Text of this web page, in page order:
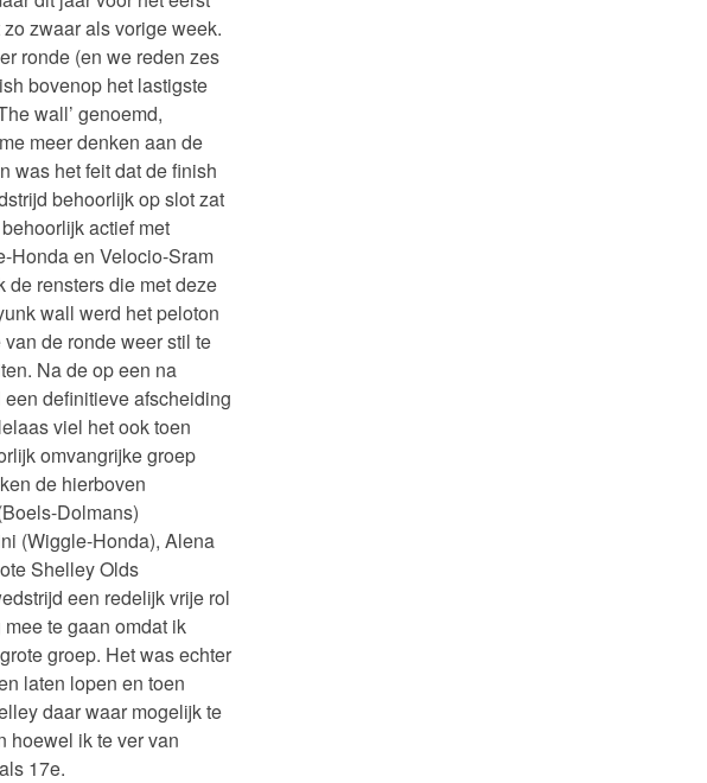
zwaar als vorige week.
ronde (en we reden zes
bovenop het lastigste
wall’ genoemd,
meer denken aan de
was het feit dat de finish
behoorlijk op slot zat
actief met
Honda en Velocio-Sram
rensters die met deze
wall werd het peloton
de ronde weer stil te
Na de op een na
definitieve afscheiding
viel het ook toen
omvangrijke groep
de hierboven
Dolmans)
(Wiggle-Honda), Alena
Shelley Olds
een redelijk vrije rol
te gaan omdat ik
groep. Het was echter
laten lopen en toen
daar waar mogelijk te
hoewel ik te ver van
17e.